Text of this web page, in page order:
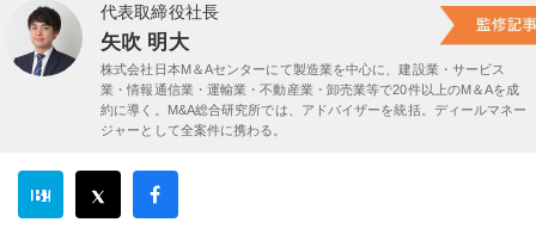
代表取締役社長
矢吹 明大
株式会社日本M＆Aセンターにて製造業を中心に、建設業・サービス
業・情報通信業・運輸業・不動産業・卸売業等で20件以上のM＆Aを成
約に導く。M&A総合研究所では、アドバイザーを統括。ディールマネー
ジャーとして全案件に携わる。